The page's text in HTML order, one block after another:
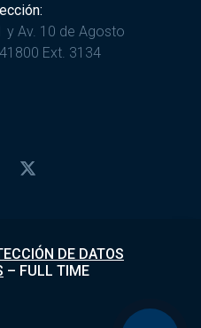
y Av. 10 de Agosto
Ext. 3134
DE DATOS
– FULL TIME